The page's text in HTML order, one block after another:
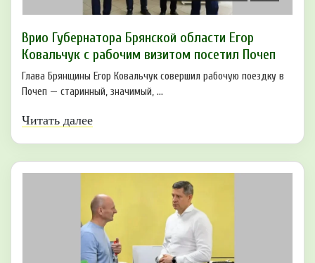
Врио Губернатора Брянской области Егор
Ковальчук с рабочим визитом посетил Почеп
Глава Брянщины Егор Ковальчук совершил рабочую поездку в
Почеп — старинный, значимый, ...
Читать далее